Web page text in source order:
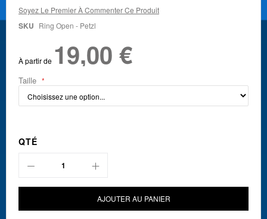
beginning
of
Soyez Le Premier À Commenter Ce Produit
SKU Ring Open - Petzl
À partir de 19,00 €
Taille
QTÉ
AJOUTER AU PANIER